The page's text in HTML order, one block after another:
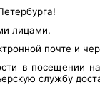
лицами.
почте и
в посещении
службу